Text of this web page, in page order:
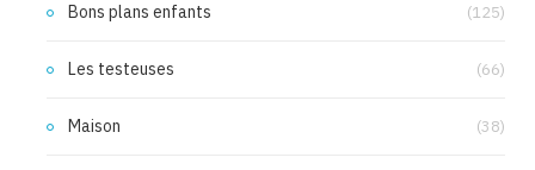
Bons plans enfants (125)
Les testeuses (66)
Maison (38)